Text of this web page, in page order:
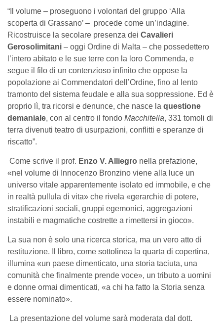
“Il volume – proseguono i volontari del gruppo ‘Alla
scoperta di Grassano’ – procede come un’indagine.
Ricostruisce la secolare presenza dei Cavalieri
Gerosolimitani – oggi Ordine di Malta – che possedettero
l’intero abitato e le sue terre con la loro Commenda, e
segue il filo di un contenzioso infinito che oppose la
popolazione ai Commendatori dell’Ordine, fino al lento
tramonto del sistema feudale e alla sua soppressione. Ed è
proprio lì, tra ricorsi e denunce, che nasce la questione
demaniale, con al centro il fondo Macchitella, 331 tomoli di
terra divenuti teatro di usurpazioni, conflitti e speranze di
riscatto”.
Come scrive il prof. Enzo V. Alliegronella prefazione,
«nel volume di Innocenzo Bronzino viene alla luce un
universo vitale apparentemente isolato ed immobile, e che
in realtà pullula di vita» che rivela «gerarchie di potere,
stratificazioni sociali, gruppi egemonici, aggregazioni
instabili e magmatiche costrette a rimettersi in gioco».
La sua non è solo una ricerca storica, ma un vero atto di
restituzione. Il libro, come sottolinea la quarta di copertina,
illumina «un paese dimenticato, una storia taciuta, una
comunità che finalmente prende voce», un tributo a uomini
e donne ormai dimenticati, «a chi ha fatto la Storia senza
essere nominato».
La presentazione del volume sarà moderata dal dott.